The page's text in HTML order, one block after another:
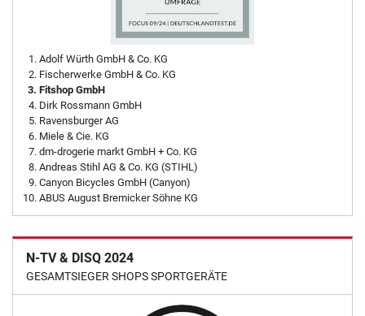
Adolf Würth GmbH & Co. KG
Fischerwerke GmbH & Co. KG
Fitshop GmbH
Dirk Rossmann GmbH
Ravensburger AG
Miele & Cie. KG
dm-drogerie markt GmbH + Co. KG
Andreas Stihl AG & Co. KG (STIHL)
Canyon Bicycles GmbH (Canyon)
ABUS August Bremicker Söhne KG
N-TV & DISQ 2024
GESAMTSIEGER SHOPS SPORTGERÄTE